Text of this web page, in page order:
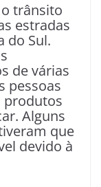
trânsito
estradas
do Sul.
de várias
pessoas
produtos
Alguns
que
devido à